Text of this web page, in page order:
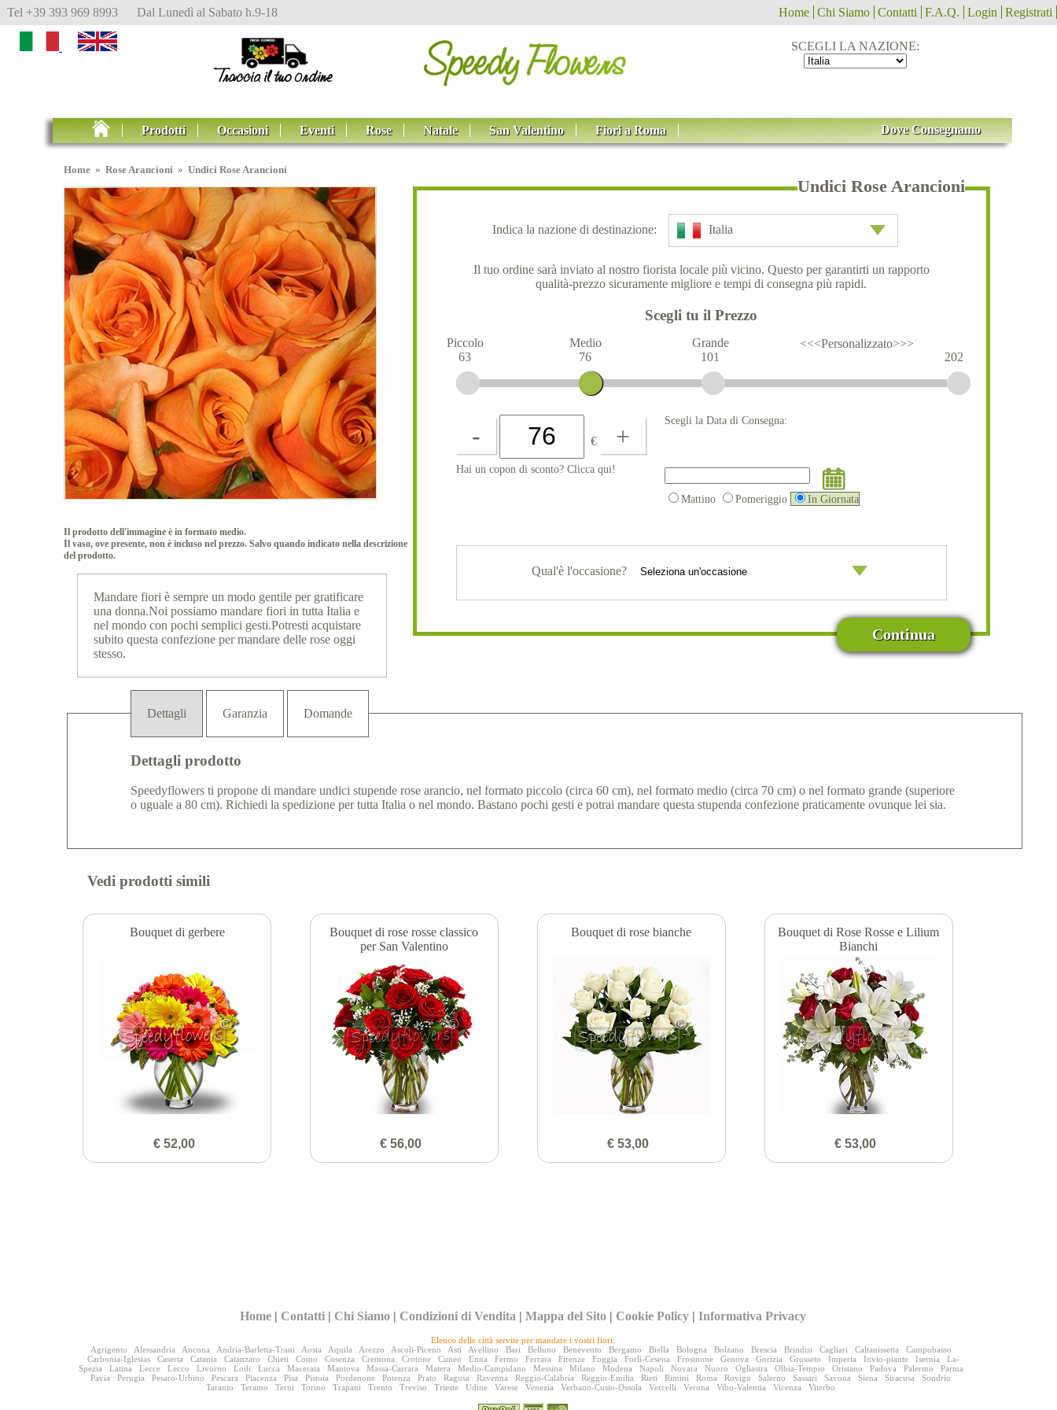
Tel +39 393 969 8993 Dal Lunedì al Sabato h.9-18 Home Chi Siamo Contatti F.A.Q. Login Registrati
SCEGLI LA NAZIONE:
Prodotti Occasioni Eventi Rose Natale San Valentino Fiori a Roma Dove Consegnamo
Home » Rose Arancioni » Undici Rose Arancioni
Il prodotto dell'immagine è in formato medio.
Il vaso, ove presente, non è incluso nel prezzo. Salvo quando indicato nella descrizione
del prodotto.
Mandare fiori è sempre un modo gentile per gratificare
una donna.Noi possiamo mandare fiori in tutta Italia e
nel mondo con pochi semplici gesti.Potresti acquistare
subito questa confezione per mandare delle rose oggi
stesso.
Undici Rose Arancioni
Indica la nazione di destinazione: Italia
Il tuo ordine sarà inviato al nostro fiorista locale più vicino. Questo per garantirti un rapporto
qualità-prezzo sicuramente migliore e tempi di consegna più rapidi.
Scegli tu il Prezzo
Piccolo
63
Medio
76
Grande
101
<<<Personalizzato>>>
202
- € +
Hai un copon di sconto? Clicca qui!
Scegli la Data di Consegna:
Mattino Pomeriggio In Giornata
Qual'è l'occasione?
Continua
Dettagli Garanzia Domande
Dettagli prodotto
Speedyflowers ti propone di mandare undici stupende rose arancio, nel formato piccolo (circa 60 cm), nel formato medio (circa 70 cm) o nel formato grande (superiore
o uguale a 80 cm). Richiedi la spedizione per tutta Italia o nel mondo. Bastano pochi gesti e potrai mandare questa stupenda confezione praticamente ovunque lei sia.
Vedi prodotti simili
Bouquet di gerbere
€ 52,00
Bouquet di rose rosse classico
per San Valentino
€ 56,00
Bouquet di rose bianche
€ 53,00
Bouquet di Rose Rosse e Lilium
Bianchi
€ 53,00
Home | Contatti | Chi Siamo | Condizioni di Vendita |Mappa del Sito | Cookie Policy |Informativa Privacy
Elenco delle città servite per mandare i vostri fiori:
Agrigento
Alessandria Ancona Andria-Barletta-Trani Aosta Aquila Arezzo Ascoli-Piceno Asti Avellino Bari Belluno Benevento Bergamo Biella Bologna Bolzano Brescia Brindisi Cagliari Caltanissetta
Campobasso
Carbonia-Iglesias
Caserta Catania Catanzaro Chieti Como Cosenza Cremona Crotone Cuneo Enna Fermo Ferrara Firenze Foggia Forlì-Cesena Frosinone Genova Gorizia Grosseto Imperia Invio-piante Isernia
La-
Spezia
Latina Lecce Lecco Livorno Lodi Lucca Macerata Mantova Massa-Carrara Matera Medio-Campidano Messina Milano Modena Napoli Novara Nuoro Ogliastra Olbia-Tempio Oristano Padova Palermo
Parma
Pavia
Perugia Pesaro-Urbino Pescara Piacenza Pisa Pistoia Pordenone Potenza Prato Ragusa Ravenna Reggio-Calabria Reggio-Emilia Rieti Rimini Roma Rovigo Salerno Sassari Savona Siena Siracusa
Sondrio
Taranto
Teramo Terni Torino Trapani Trento Treviso Trieste Udine Varese Venezia Verbano-Cusio-Ossola Vercelli Verona Vibo-Valentia Vicenza Viterbo